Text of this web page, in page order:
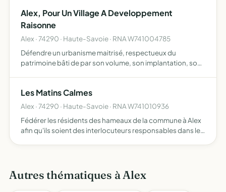
et lois…
Alex, Pour Un Village A Developpement
Raisonne
Alex · 74290 · Haute-Savoie · RNA W741004785
Défendre un urbanisme maitrisé, respectueux du
patrimoine bâti de par son volume, son implantation, son
habitants…
Les Matins Calmes
Alex · 74290 · Haute-Savoie · RNA W741010936
Fédérer les résidents des hameaux de la commune à Alex
afin qu'ils soient des interlocuteurs responsables dans les
Autres thématiques à Alex